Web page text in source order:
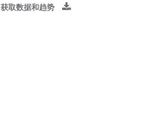
获取数据和趋势